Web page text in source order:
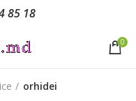
85 18
0
orhidei